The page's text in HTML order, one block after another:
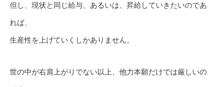
但し、現状と同じ給与、あるいは、昇給していきたいのであ
れば、
生産性を上げていくしかありません。
世の中が右肩上がりでない以上、他力本願だけでは厳しいの